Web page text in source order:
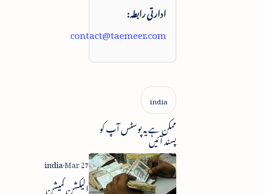
ادارتی رابطہ:
contact@taemeer.com
ممکن ہے یہ پوسٹس آپ کو
پسند آئیں
الیکشن کمیشن